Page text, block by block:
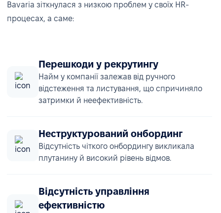
Bavaria зіткнулася з низкою проблем у своїх HR-
процесах, а саме:
Перешкоди у рекрутингу
Найм у компанії залежав від ручного
відстеження та листування, що спричиняло
затримки й неефективність.
Неструктурований онбординг
Відсутність чіткого онбордингу викликала
плутанину й високий рівень відмов.
Відсутність управління
ефективністю